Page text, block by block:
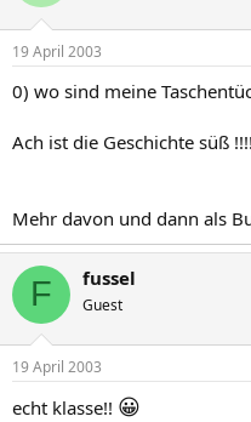
19 April 2003
0) wo sind meine
Ach ist die Geschichte süß
Mehr davon und dann als
F fussel
Guest
19 April 2003
echt klasse!! 😀